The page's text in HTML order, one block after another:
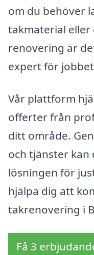
om du behöver
takmaterial eller
renovering är
expert för
Vår plattform
offerter från
ditt område.
och tjänster kan
lösningen för
hjälpa dig att
takrenovering i
Få 3